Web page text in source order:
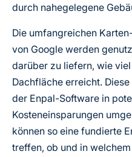
durch nahegelegene
Die umfangreichen
von Google werden
darüber zu liefern, wie
Dachfläche erreicht.
der Enpal-Software in
Kosteneinsparungen
können so eine fundierte
treffen, ob und in